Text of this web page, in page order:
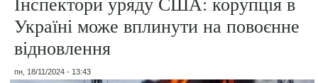
Україні може вплинути на повоєнне
відновлення
пн, 18/11/2024 - 13:43